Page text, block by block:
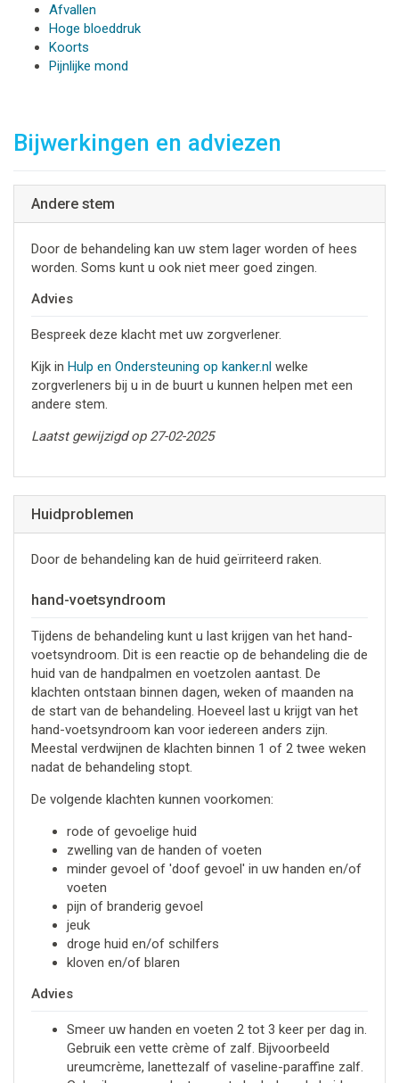
Afvallen
Hoge bloeddruk
Koorts
Pijnlijke mond
Bijwerkingen en adviezen
Andere stem
Door de behandeling kan uw stem lager worden of hees
worden. Soms kunt u ook niet meer goed zingen.
Advies
Bespreek deze klacht met uw zorgverlener.
Kijk in Hulp en Ondersteuning op kanker.nlwelke
zorgverleners bij u in de buurt u kunnen helpen met een
andere stem.
Laatst gewijzigd op 27-02-2025
Huidproblemen
Door de behandeling kan de huid geïrriteerd raken.
hand-voetsyndroom
Tijdens de behandeling kunt u last krijgen van het hand-
voetsyndroom. Dit is een reactie op de behandeling die de
huid van de handpalmen en voetzolen aantast. De
klachten ontstaan binnen dagen, weken of maanden na
de start van de behandeling. Hoeveel last u krijgt van het
hand-voetsyndroom kan voor iedereen anders zijn.
Meestal verdwijnen de klachten binnen 1 of 2 twee weken
nadat de behandeling stopt.
De volgende klachten kunnen voorkomen:
rode of gevoelige huid
zwelling van de handen of voeten
minder gevoel of 'doof gevoel' in uw handen en/of
voeten
pijn of branderig gevoel
jeuk
droge huid en/of schilfers
kloven en/of blaren
Advies
Smeer uw handen en voeten 2 tot 3 keer per dag in.
Gebruik een vette crème of zalf. Bijvoorbeeld
ureumcrème, lanettezalf of vaseline-paraffine zalf.